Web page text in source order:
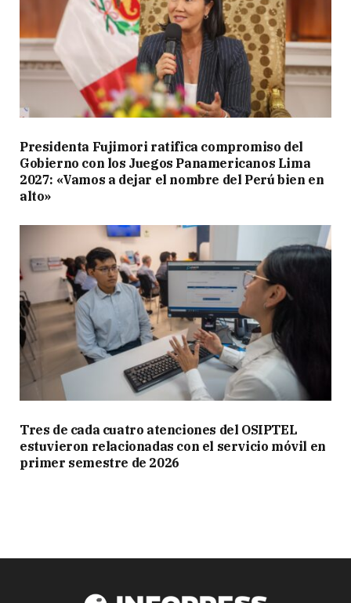
Presidenta Fujimori ratifica compromiso del
Gobierno con los Juegos Panamericanos Lima
2027: «Vamos a dejar el nombre del Perú bien en
alto»
Tres de cada cuatro atenciones del OSIPTEL
estuvieron relacionadas con el servicio móvil en
primer semestre de 2026